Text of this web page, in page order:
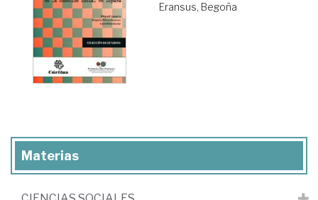
Eransus, Begoña
Materias